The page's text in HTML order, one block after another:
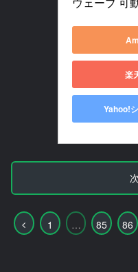
楽
Yahoo!
前
1 … 85 86